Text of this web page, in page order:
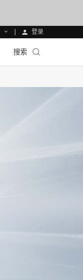
登录
搜索